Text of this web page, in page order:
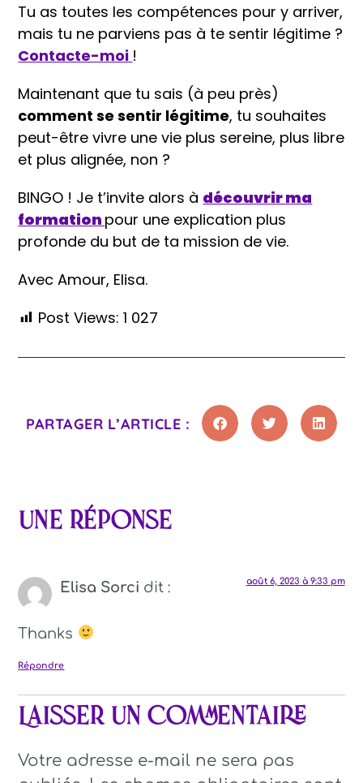
Tu as toutes les compétences pour y arriver,
mais tu ne parviens pas à te sentir légitime ?
Contacte-moi !
Maintenant que tu sais (à peu près)
comment se sentir légitime, tu souhaites
peut-être vivre une vie plus sereine, plus libre
et plus alignée, non ?
BINGO ! Je t’invite alors à découvrir ma
formation pour une explication plus
profonde du but de ta mission de vie.
Avec Amour, Elisa.
Post Views: 1 027
PARTAGER L’ARTICLE :
Une réponse
Elisa Sorci dit : août 6, 2023 à 9:33 pm
Thanks
Répondre
Laisser un commentaire
Votre adresse e-mail ne sera pas